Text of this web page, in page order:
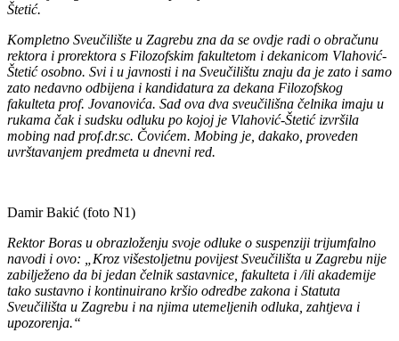
Štetić.
Kompletno Sveučilište u Zagrebu zna da se ovdje radi o obračunu
rektora i prorektora s Filozofskim fakultetom i dekanicom Vlahović-
Štetić osobno. Svi i u javnosti i na Sveučilištu znaju da je zato i samo
zato nedavno odbijena i kandidatura za dekana Filozofskog
fakulteta prof. Jovanovića. Sad ova dva sveučilišna čelnika imaju u
rukama čak i sudsku odluku po kojoj je Vlahović-Štetić izvršila
mobing nad prof.dr.sc. Čovićem. Mobing je, dakako, proveden
uvrštavanjem predmeta u dnevni red.
Damir Bakić (foto N1)
Rektor Boras u obrazloženju svoje odluke o suspenziji trijumfalno
navodi i ovo: „Kroz višestoljetnu povijest Sveučilišta u Zagrebu nije
zabilježeno da bi jedan čelnik sastavnice, fakulteta i /ili akademije
tako sustavno i kontinuirano kršio odredbe zakona i Statuta
Sveučilišta u Zagrebu i na njima utemeljenih odluka, zahtjeva i
upozorenja.“